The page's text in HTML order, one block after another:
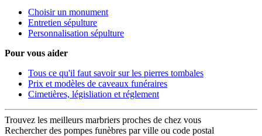
Choisir un monument
Entretien sépulture
Personnalisation sépulture
Pour vous aider
Tous ce qu'il faut savoir sur les pierres tombales
Prix et modèles de caveaux funéraires
Cimetières, législiation et réglement
Trouvez les meilleurs marbriers proches de chez vous
Rechercher des pompes funèbres par ville ou code postal